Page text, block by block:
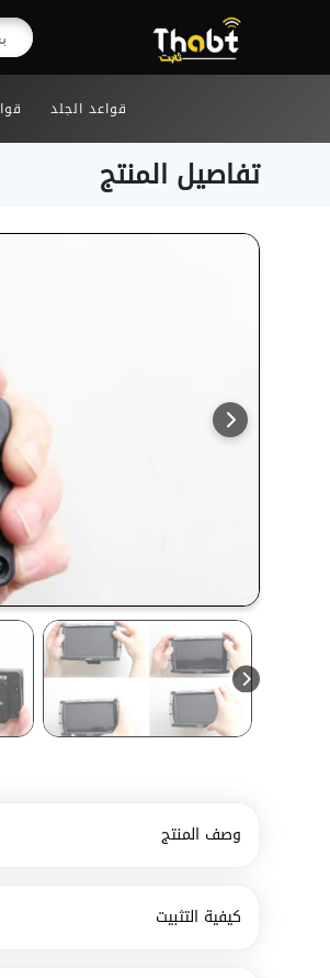
قواعد الجلد
تفاصيل المنتج
وصف المنتج
كيفية التثبيت